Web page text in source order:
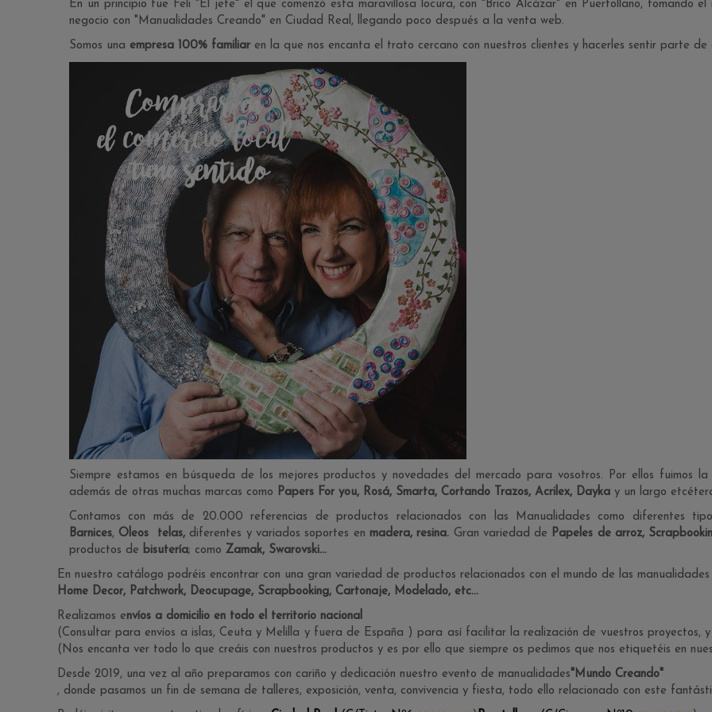
En un principio fue Feli "El jefe" el que comenzó esta maravillosa locura, con "Brico Alcázar" en Puertollano, tomando
negocio con "Manualidades Creando" en Ciudad Real, llegando poco después a la venta web.
Somos una empresa 100% familiar en la que nos encanta el trato cercano con nuestros clientes y hacerles sentir parte de
Siempre estamos en búsqueda de los mejores productos y novedades del mercado para vosotros. Por ellos
además de otras muchas marcas como Papers For you, Rosá, Smarta, Cortando Trazos, Acrilex, Dayka y un largo
Contamos con más de 20.000 referencias de productos relacionados con las Manualidades como diferentes
Barnices, Oleos telas,diferentes y variados soportes en madera, resina. Gran variedad de Papeles de arroz,
productos de bisutería; como Zamak, Swarovski...
En nuestro catálogo podréis encontrar con una gran variedad de productos relacionados con el mundo de las
Home Decor, Patchwork, Deocupage, Scrapbooking, Cartonaje, Modelado, etc...
Realizamos envíos a domicilio en todo el territorio nacional
(Consultar para envíos a islas, Ceuta y Melilla y fuera de España ) para así facilitar la realización de vuestros proyectos,
(Nos encanta ver todo lo que creáis con nuestros productos y es por ello que siempre os pedimos que nos etiquetéis en
Desde 2019, una vez al año preparamos con cariño y dedicación nuestro evento de manualidades"Mundo Creando"
, donde pasamos un fin de semana de talleres, exposición, venta, convivencia y fiesta, todo ello relacionado con este